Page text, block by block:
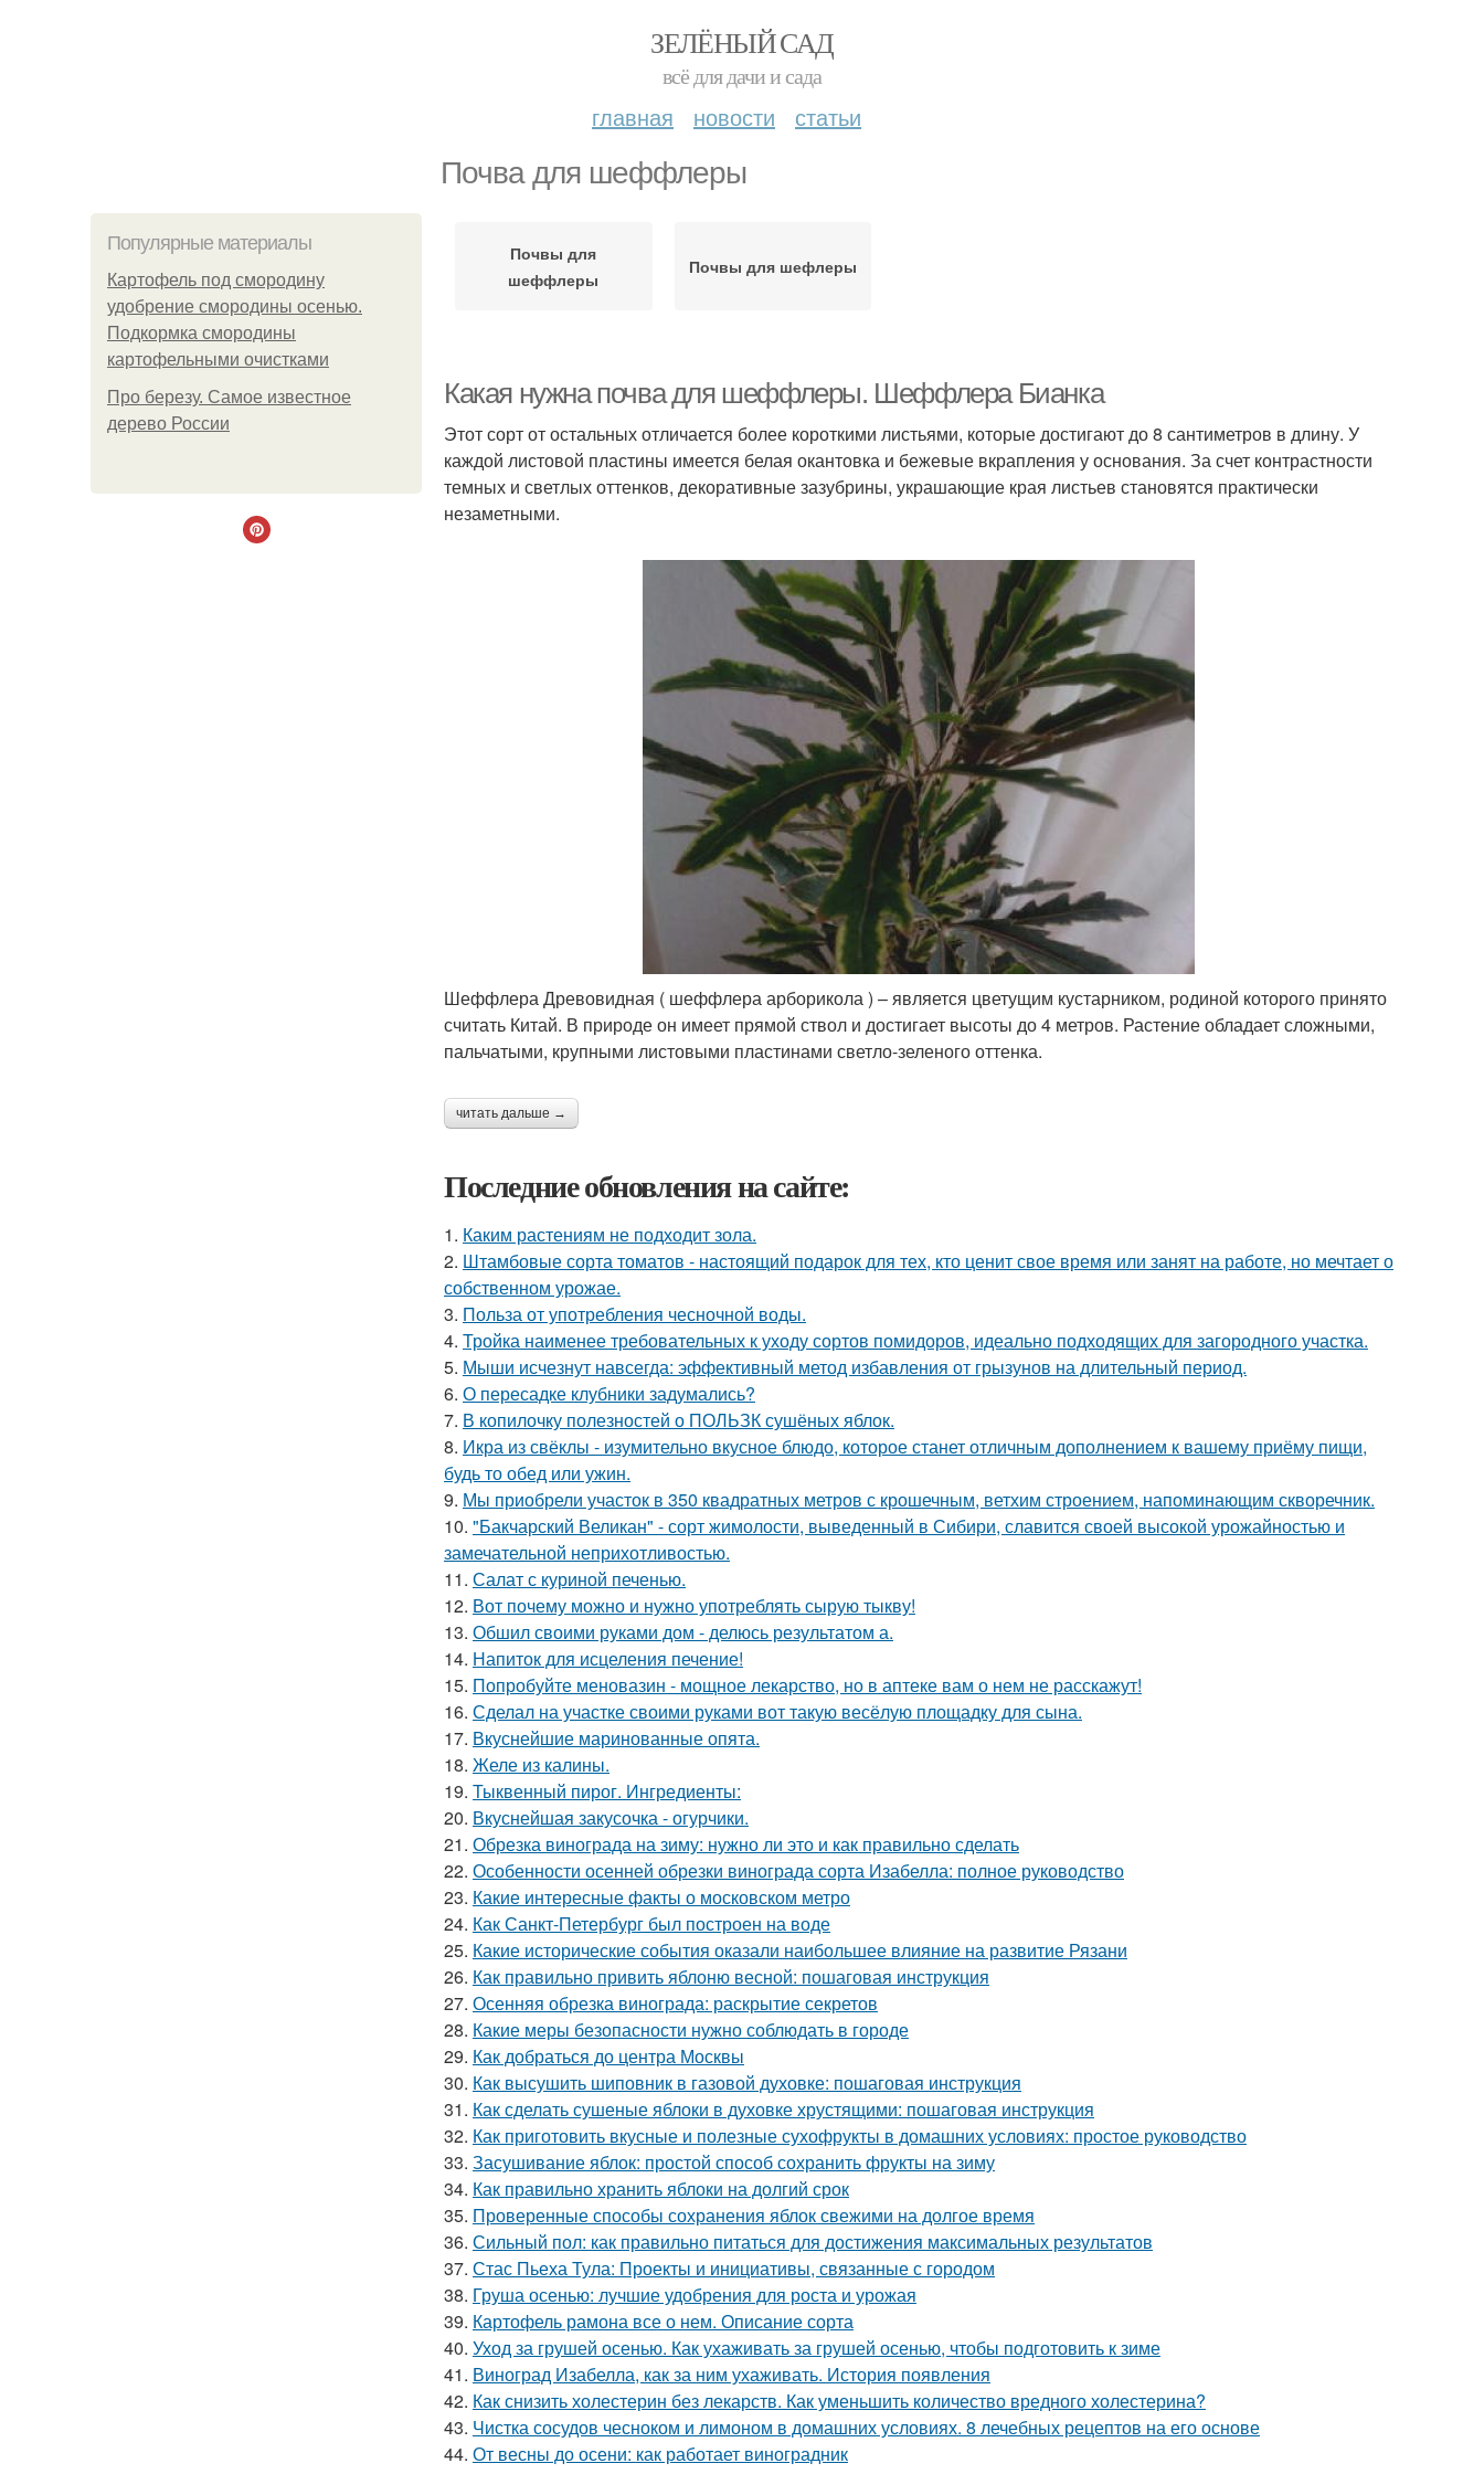
ЗЕЛЁНЫЙ САД
всё для дачи и сада
главная новости статьи
Почва для шеффлеры
Популярные материалы
Картофель под смородину
удобрение смородины осенью.
Подкормка смородины
картофельными очистками
Про березу. Самое известное
дерево России
Почвы для
шеффлеры
Почвы для шефлеры
Какая нужна почва для шеффлеры. Шеффлера Бианка
Этот сорт от остальных отличается более короткими листьями, которые достигают до 8 сантиметров в длину. У
каждой листовой пластины имеется белая окантовка и бежевые вкрапления у основания. За счет контрастности
темных и светлых оттенков, декоративные зазубрины, украшающие края листьев становятся практически
незаметными.
Шеффлера Древовидная ( шеффлера арборикола ) – является цветущим кустарником, родиной которого принято
считать Китай. В природе он имеет прямой ствол и достигает высоты до 4 метров. Растение обладает сложными,
пальчатыми, крупными листовыми пластинами светло-зеленого оттенка.
читать дальше →
Последние обновления на сайте:
1. Каким растениям не подходит зола.
2. Штамбовые сорта томатов - настоящий подарок для тех, кто ценит свое время или занят на работе, но мечтает о
собственном урожае.
3. Польза от употребления чесночной воды.
4. Тройка наименее требовательных к уходу сортов помидоров, идеально подходящих для загородного участка.
5. Мыши исчезнут навсегда: эффективный метод избавления от грызунов на длительный период.
6. О пересадке клубники задумались?
7. В копилочку полезностей о ПОЛЬЗК сушёных яблок.
8. Икра из свёклы - изумительно вкусное блюдо, которое станет отличным дополнением к вашему приёму пищи,
будь то обед или ужин.
9. Мы приобрели участок в 350 квадратных метров с крошечным, ветхим строением, напоминающим скворечник.
10. "Бакчарский Великан" - сорт жимолости, выведенный в Сибири, славится своей высокой урожайностью и
замечательной неприхотливостью.
11. Салат с куриной печенью.
12. Вот почему можно и нужно употреблять сырую тыкву!
13. Обшил своими руками дом - делюсь результатом а.
14. Напиток для исцеления печение!
15. Попробуйте меновазин - мощное лекарство, но в аптеке вам о нем не расскажут!
16. Сделал на участке своими руками вот такую весёлую площадку для сына.
17. Вкуснейшие маринованные опята.
18. Желе из калины.
19. Тыквенный пирог. Ингредиенты:
20. Вкуснейшая закусочка - огурчики.
21. Обрезка винограда на зиму: нужно ли это и как правильно сделать
22. Особенности осенней обрезки винограда сорта Изабелла: полное руководство
23. Какие интересные факты о московском метро
24. Как Санкт-Петербург был построен на воде
25. Какие исторические события оказали наибольшее влияние на развитие Рязани
26. Как правильно привить яблоню весной: пошаговая инструкция
27. Осенняя обрезка винограда: раскрытие секретов
28. Какие меры безопасности нужно соблюдать в городе
29. Как добраться до центра Москвы
30. Как высушить шиповник в газовой духовке: пошаговая инструкция
31. Как сделать сушеные яблоки в духовке хрустящими: пошаговая инструкция
32. Как приготовить вкусные и полезные сухофрукты в домашних условиях: простое руководство
33. Засушивание яблок: простой способ сохранить фрукты на зиму
34. Как правильно хранить яблоки на долгий срок
35. Проверенные способы сохранения яблок свежими на долгое время
36. Сильный пол: как правильно питаться для достижения максимальных результатов
37. Стас Пьеха Тула: Проекты и инициативы, связанные с городом
38. Груша осенью: лучшие удобрения для роста и урожая
39. Картофель рамона все о нем. Описание сорта
40. Уход за грушей осенью. Как ухаживать за грушей осенью, чтобы подготовить к зиме
41. Виноград Изабелла, как за ним ухаживать. История появления
42. Как снизить холестерин без лекарств. Как уменьшить количество вредного холестерина?
43. Чистка сосудов чесноком и лимоном в домашних условиях. 8 лечебных рецептов на его основе
44. От весны до осени: как работает виноградник